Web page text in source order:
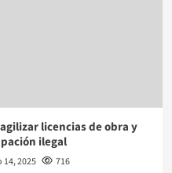
licencias de obra y
ilegal
14, 2025
716